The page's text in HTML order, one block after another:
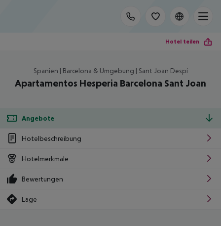
Hotel teilen
Spanien | Barcelona & Umgebung | Sant Joan Despí
Apartamentos Hesperia Barcelona Sant Joan
Angebote
Hotelbeschreibung
Hotelmerkmale
Bewertungen
Lage